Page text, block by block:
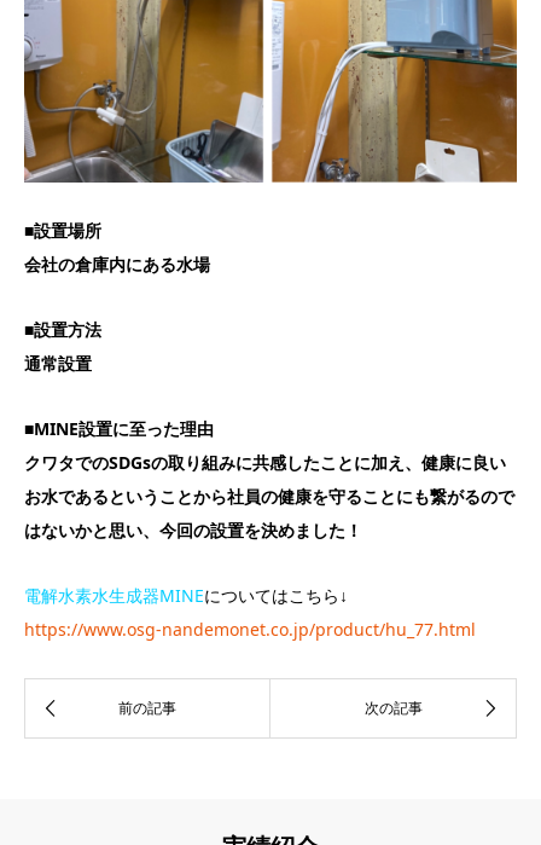
■設置場所
会社の倉庫内にある水場
■設置方法
通常設置
■MINE設置に至った理由
クワタでのSDGsの取り組みに共感したことに加え、健康に良い
お水であるということから社員の健康を守ることにも繋がるので
はないかと思い、今回の設置を決めました！
電解水素水生成器MINEについてはこちら↓
https://www.osg-nandemonet.co.jp/product/hu_77.html